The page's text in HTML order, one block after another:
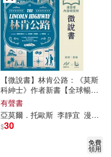
【微說書】林肯公路：《莫斯
科紳士》作者新書【全球暢銷
百萬冊】 (有聲書)
有聲書
亞莫爾 ． 托歐斯 李靜宜 漫遊者內容研究所
$30
免費
領用